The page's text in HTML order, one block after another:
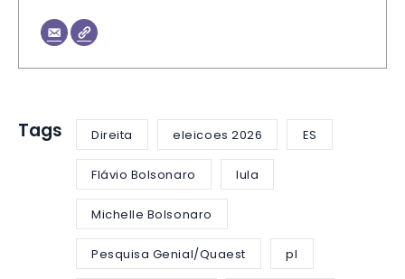
Tags Direita eleicoes 2026 ES
Flávio Bolsonaro lula
Michelle Bolsonaro
Pesquisa Genial/Quaest pl